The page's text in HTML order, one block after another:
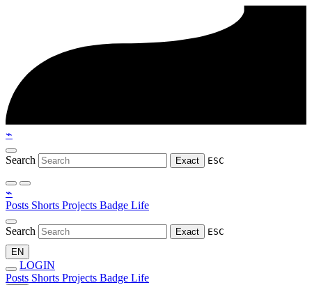
⌁
Search Exact ESC
⌁
Posts Shorts Projects Badge Life
Search Exact
ESC
EN
LOGIN
Posts Shorts Projects Badge Life